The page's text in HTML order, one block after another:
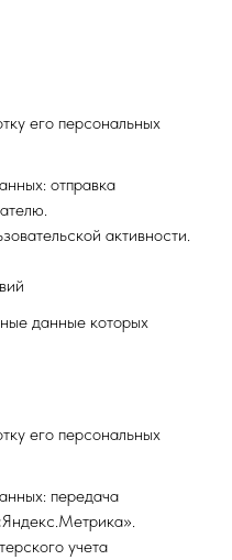
его персональных
отправка
активности.
данные которых
его персональных
передача
учета